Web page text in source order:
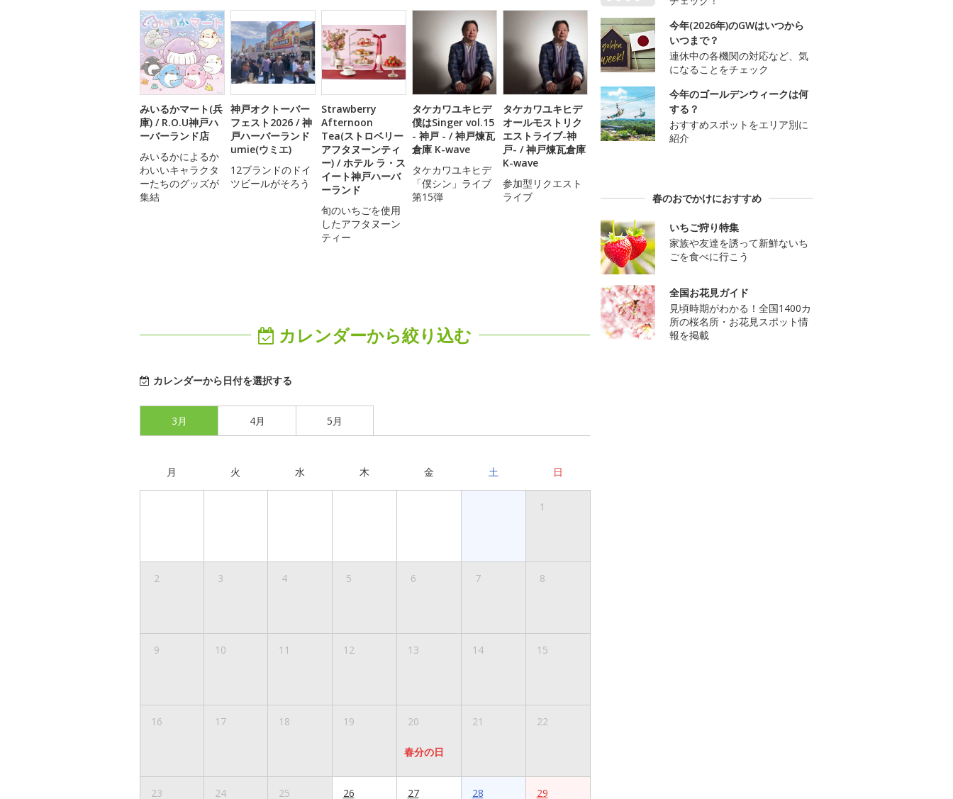
みいるかマート(兵
庫) / R.O.U神戸ハ
ーバーランド店
みいるかによるか
わいいキャラクタ
ーたちのグッズが
集結
神戸オクトーバー
フェスト2026 / 神
戸ハーバーランド
umie(ウミエ)
12ブランドのドイ
ツビールがそろう
Strawberry
Afternoon
Tea(ストロベリー
アフタヌーンティ
ー) / ホテル ラ・ス
イート神戸ハーバ
ーランド
旬のいちごを使用
したアフタヌーン
ティー
タケカワユキヒデ
僕はSinger vol.15
- 神戸 - / 神戸煉瓦
倉庫 K-wave
タケカワユキヒデ
「僕シン」ライブ
第15弾
タケカワユキヒデ
オールモストリク
エストライブ-神
戸- / 神戸煉瓦倉庫
K-wave
参加型リクエスト
ライブ
カレンダーから絞り込む
カレンダーから日付を選択する
3月 4月 5月
月 火 水 木 金 土 日
1
2 3 4 5 6 7 8
9 10 11 12 13 14 15
16 17 18 19 20
春分の日
21 22
23 24 25 26 27 28 29
今年(2026年)のGWはいつから
いつまで？
連休中の各機関の対応など、気
になることをチェック
今年のゴールデンウィークは何
する？
おすすめスポットをエリア別に
紹介
春のおでかけにおすすめ
いちご狩り特集
家族や友達を誘って新鮮ないち
ごを食べに行こう
全国お花見ガイド
見頃時期がわかる！全国1400カ
所の桜名所・お花見スポット情
報を掲載